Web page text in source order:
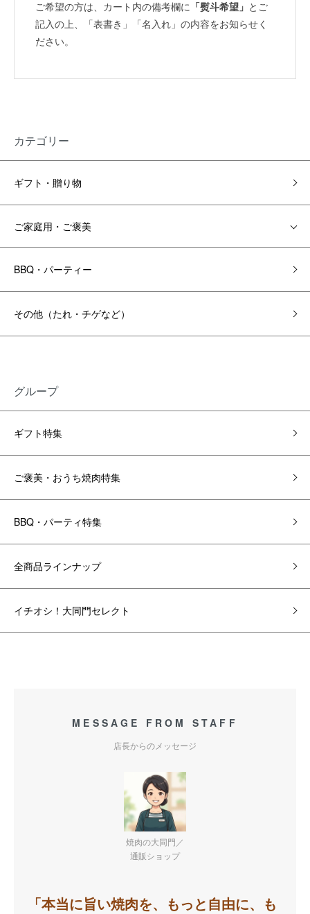
ご希望の方は、カート内の備考欄に 「熨斗希望」 とご
記入の上、「表書き」「名入れ」の内容をお知らせく
ださい。
カテゴリー
ギフト・贈り物
ご家庭用・ご褒美
BBQ・パーティー
その他（たれ・チゲなど）
グループ
ギフト特集
ご褒美・おうち焼肉特集
BBQ・パーティ特集
全商品ラインナップ
イチオシ！大同門セレクト
MESSAGE FROM STAFF
店長からのメッセージ
焼肉の大同門／
通販ショップ
「本当に旨い焼肉を、もっと自由に、も